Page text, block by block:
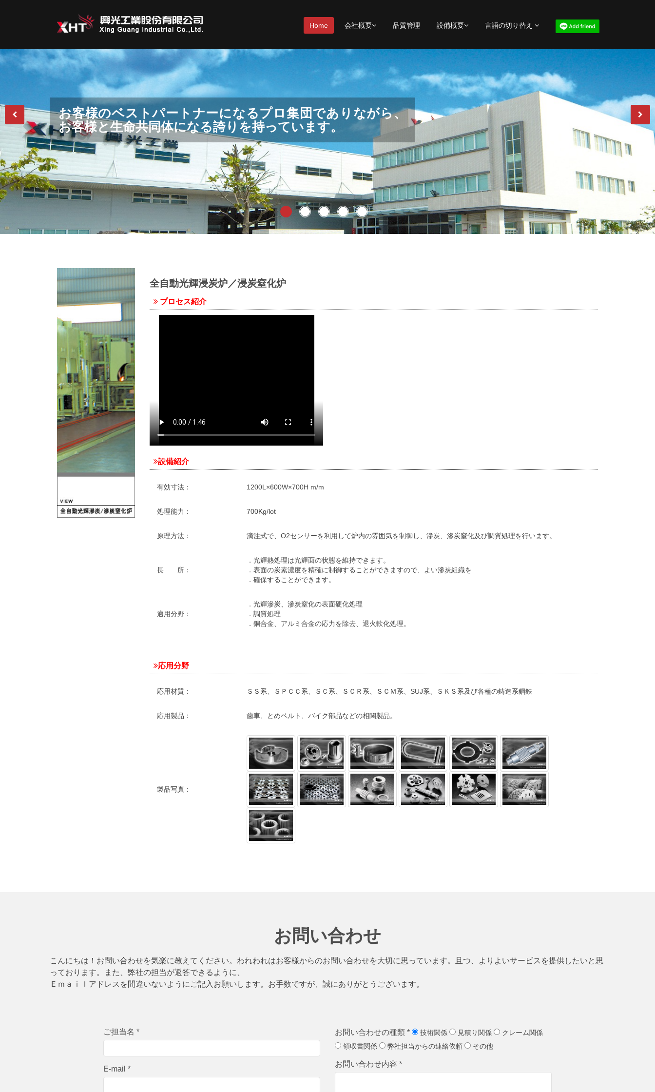
Home 会社概要 品質管理 設備概要 言語の切り替え
お客様のベストパートナーになるプロ集団でありながら、
お客様と生命共同体になる誇りを持っています。
我々のプロ集団が革新しつつ、業界でリードするため、未
来を投資し続けています。
産業界へ貢献するため、アイデア、ノーハウ、キャリアを
集結しています。
顧客満足を達成し、世界的品質レベルを目指します。
次の世代のため、環境保護も考慮しています。
全自動光輝浸炭炉／浸炭窒化炉
プロセス紹介
設備紹介
有効寸法： 1200L×600W×700H m/m
処理能力： 700Kg/lot
原理方法： 滴注式で、O2センサーを利用して炉内の雰囲気を制御し、滲炭、滲炭窒化及び調質処理を行います。
長 所：
．光輝熱処理は光輝面の状態を維持できます。
．表面の炭素濃度を精確に制御することができますので、よい滲炭組織を
．確保することができます。
適用分野：
．光輝滲炭、滲炭窒化の表面硬化処理
．調質処理
．銅合金、アルミ合金の応力を除去、退火軟化処理。
応用分野
応用材質： ＳＳ系、ＳＰＣＣ系、ＳＣ系、ＳＣＲ系、ＳＣＭ系、SUJ系、ＳＫＳ系及び各種の鋳造系鋼鉄
応用製品： 歯車、とめベルト、バイク部品などの相関製品。
製品写真：
お問い合わせ
こんにちは！お問い合わせを気楽に教えてください。われわれはお客様からのお問い合わせを大切に思っています。且つ、よりよいサービスを提供したいと思
っております。また、弊社の担当が返答できるように、
Ｅｍａｉｌアドレスを間違いないようにご記入お願いします。お手数ですが、誠にありがとうございます。
ご担当名 *
E-mail *
お問い合わせの種類 * 技術関係 見積り関係
クレーム関係
領収書関係
弊社担当からの連絡依頼 その他
お問い合わせ内容 *